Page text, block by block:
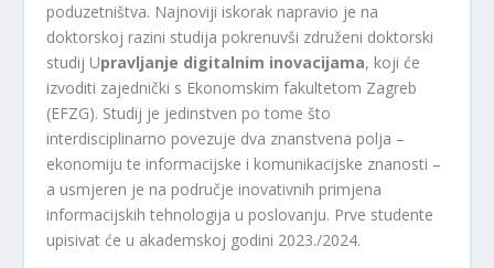
poduzetništva. Najnoviji iskorak napravio je na
doktorskoj razini studija pokrenuvši združeni doktorski
studij Upravljanje digitalnim inovacijama, koji će
izvoditi zajednički s Ekonomskim fakultetom Zagreb
(EFZG). Studij je jedinstven po tome što
interdisciplinarno povezuje dva znanstvena polja –
ekonomiju te informacijske i komunikacijske znanosti –
a usmjeren je na područje inovativnih primjena
informacijskih tehnologija u poslovanju. Prve studente
upisivat će u akademskoj godini 2023./2024.